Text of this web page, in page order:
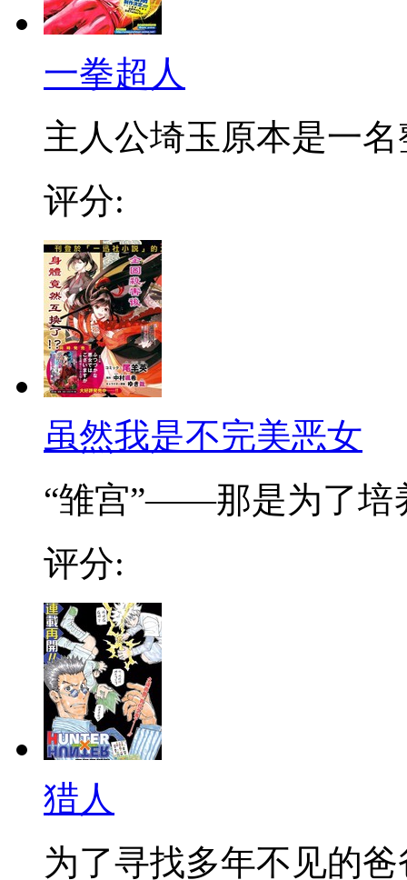
一拳超人
主人公埼玉原本是一名
评分:
虽然我是不完美恶女
“雏宫”——那是为了培
评分:
猎人
为了寻找多年不见的爸